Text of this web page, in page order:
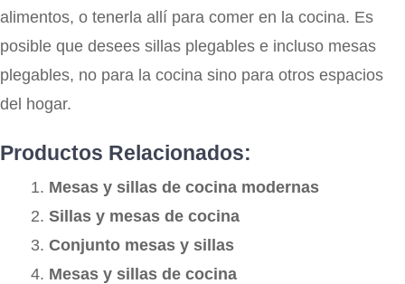
alimentos, o tenerla allí para comer en la cocina. Es
posible que desees sillas plegables e incluso mesas
plegables, no para la cocina sino para otros espacios
del hogar.
Productos Relacionados:
Mesas y sillas de cocina modernas
Sillas y mesas de cocina
Conjunto mesas y sillas
Mesas y sillas de cocina